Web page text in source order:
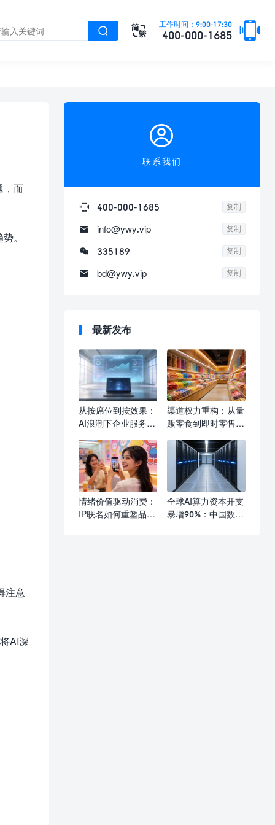
工作时间：9:00-17:30
400-000-1685 


，而
。
注意
AI深

联系我们
 400-000-1685 复制
 info@ywy.vip 复制
 335189 复制
 bd@ywy.vip 复制
最新发布
从按席位到按效果：
AI浪潮下企业服务收
渠道权力重构：从量
贩零食到即时零售的
情绪价值驱动消费：
IP联名如何重塑品牌
全球AI算力资本开支
暴增90%：中国数据